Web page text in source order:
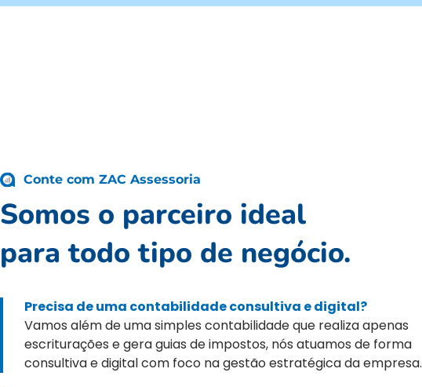
Conte com ZAC Assessoria
Somos o parceiro ideal
para todo tipo de negócio.
Precisa de uma contabilidade consultiva e digital?
Vamos além de uma simples contabilidade que realiza apenas
escriturações e gera guias de impostos, nós atuamos de forma
consultiva e digital com foco na gestão estratégica da empresa.